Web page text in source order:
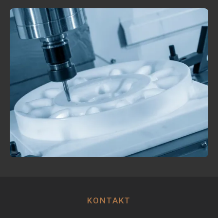
KONTAKT